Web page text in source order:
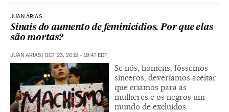
JUAN ARIAS
Sinais do aumento de feminicídios. Por que elas
são mortas?
JUAN ARIAS | OCT 23, 2019 - 19:47EDT
Se nós, homens, fôssemos
sinceros, deveríamos aceitar
que criamos para as
mulheres e os negros um
mundo de excluídos